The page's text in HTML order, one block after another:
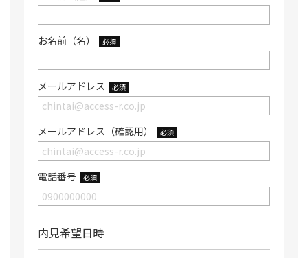
お名前（名） 必須
メールアドレス 必須
メールアドレス（確認用） 必須
電話番号 必須
内見希望日時